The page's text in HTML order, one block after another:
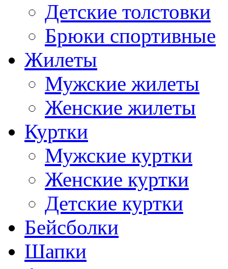
Детские толстовки
Брюки спортивные
Жилеты
Мужские жилеты
Женские жилеты
Куртки
Мужские куртки
Женские куртки
Детские куртки
Бейсболки
Шапки